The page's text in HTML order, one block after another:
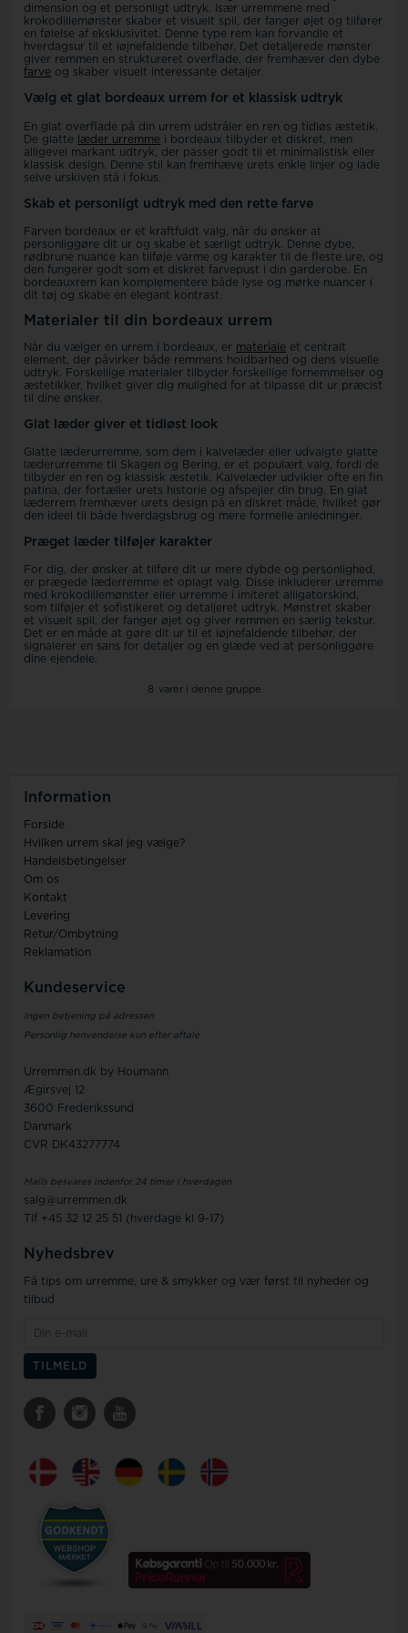
dimension og et personligt udtryk. Især urremmene med
krokodillemønster skaber et visuelt spil, der fanger øjet og tilfører
en følelse af eksklusivitet. Denne type rem kan forvandle et
hverdagsur til et iøjnefaldende tilbehør. Det detaljerede mønster
giver remmen en struktureret overflade, der fremhæver den dybe
farve og skaber visuelt interessante detaljer.
Vælg et glat bordeaux urrem for et klassisk udtryk
En glat overflade på din urrem udstråler en ren og tidløs æstetik.
De glatte
læder urremme i bordeaux tilbyder et diskret, men
alligevel markant udtryk, der passer godt til et minimalistisk eller
klassisk design. Denne stil kan fremhæve urets enkle linjer og lade
selve urskiven stå i fokus.
Skab et personligt udtryk med den rette farve
Farven bordeaux er et kraftfuldt valg, når du ønsker at
personliggøre dit ur og skabe et særligt udtryk. Denne dybe,
rødbrune nuance kan tilføje varme og karakter til de fleste ure, og
den fungerer godt som et diskret farvepust i din garderobe. En
bordeauxrem kan komplementere både lyse og mørke nuancer i
dit tøj og skabe en elegant kontrast.
Materialer til din bordeaux urrem
Når du vælger en urrem i bordeaux, er materiale et centralt
element, der påvirker både remmens holdbarhed og dens visuelle
udtryk. Forskellige materialer tilbyder forskellige fornemmelser og
æstetikker, hvilket giver dig mulighed for at tilpasse dit ur præcist
til dine ønsker.
Glat læder giver et tidløst look
Glatte læderurremme, som dem i kalvelæder eller udvalgte glatte
læderurremme til Skagen og Bering, er et populært valg, fordi de
tilbyder en ren og klassisk æstetik. Kalvelæder udvikler ofte en fin
patina, der fortæller urets historie og afspejler din brug. En glat
læderrem fremhæver urets design på en diskret måde, hvilket gør
den ideel til både hverdagsbrug og mere formelle anledninger.
Præget læder tilføjer karakter
For dig, der ønsker at tilføre dit ur mere dybde og personlighed,
er prægede læderremme et oplagt valg. Disse inkluderer urremme
med krokodillemønster eller urremme i imiteret alligatorskind,
som tilføjer et sofistikeret og detaljeret udtryk. Mønstret skaber
et visuelt spil, der fanger øjet og giver remmen en særlig tekstur.
Det er en måde at gøre dit ur til et iøjnefaldende tilbehør, der
signalerer en sans for detaljer og en glæde ved at personliggøre
dine ejendele.
8 varer i denne gruppe
Information
Forside
Hvilken urrem skal jeg vælge?
Handelsbetingelser
Om os
Kontakt
Levering
Retur/Ombytning
Reklamation
Kundeservice
Ingen betjening på adressen
Personlig henvendelse kun efter aftale
Urremmen.dk by Houmann
Ægirsvej 12
3600 Frederikssund
Danmark
CVR DK43277774
Mails besvares indenfor 24 timer i hverdagen
salg@urremmen.dk
Tlf +45 32 12 25 51 (hverdage kl 9-17)
Nyhedsbrev
Få tips om urremme, ure & smykker og vær først til nyheder og
tilbud